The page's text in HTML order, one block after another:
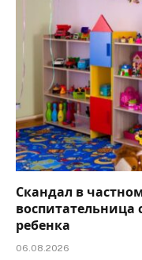
Скандал в
воспитательница
ребенка
06.08.2026